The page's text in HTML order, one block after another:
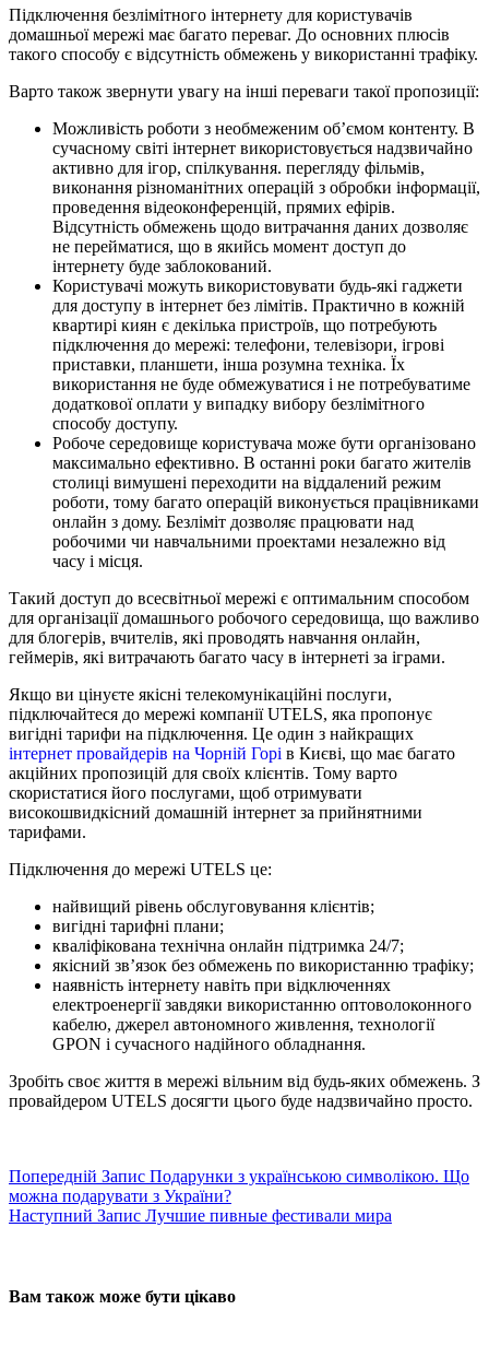
Підключення безлімітного інтернету для користувачів
домашньої мережі має багато переваг. До основних плюсів
такого способу є відсутність обмежень у використанні трафіку.
Варто також звернути увагу на інші переваги такої пропозиції:
Можливість роботи з необмеженим об’ємом контенту. В
сучасному світі інтернет використовується надзвичайно
активно для ігор, спілкування. перегляду фільмів,
виконання різноманітних операцій з обробки інформації,
проведення відеоконференцій, прямих ефірів.
Відсутність обмежень щодо витрачання даних дозволяє
не перейматися, що в якийсь момент доступ до
інтернету буде заблокований.
Користувачі можуть використовувати будь-які гаджети
для доступу в інтернет без лімітів. Практично в кожній
квартирі киян є декілька пристроїв, що потребують
підключення до мережі: телефони, телевізори, ігрові
приставки, планшети, інша розумна техніка. Їх
використання не буде обмежуватися і не потребуватиме
додаткової оплати у випадку вибору безлімітного
способу доступу.
Робоче середовище користувача може бути організовано
максимально ефективно. В останні роки багато жителів
столиці вимушені переходити на віддалений режим
роботи, тому багато операцій виконується працівниками
онлайн з дому. Безліміт дозволяє працювати над
робочими чи навчальними проектами незалежно від
часу і місця.
Такий доступ до всесвітньої мережі є оптимальним способом
для організації домашнього робочого середовища, що важливо
для блогерів, вчителів, які проводять навчання онлайн,
геймерів, які витрачають багато часу в інтернеті за іграми.
Якщо ви цінуєте якісні телекомунікаційні послуги,
підключайтеся до мережі компанії UTELS, яка пропонує
вигідні тарифи на підключення. Це один з найкращих
інтернет провайдерів на Чорній Горі в Києві, що має багато
акційних пропозицій для своїх клієнтів. Тому варто
скористатися його послугами, щоб отримувати
високошвидкісний домашній інтернет за прийнятними
тарифами.
Підключення до мережі UTELS це:
найвищий рівень обслуговування клієнтів;
вигідні тарифні плани;
кваліфікована технічна онлайн підтримка 24/7;
якісний зв’язок без обмежень по використанню трафіку;
наявність інтернету навіть при відключеннях
електроенергії завдяки використанню оптоволоконного
кабелю, джерел автономного живлення, технології
GPON і сучасного надійного обладнання.
Зробіть своє життя в мережі вільним від будь-яких обмежень. З
провайдером UTELS досягти цього буде надзвичайно просто.
Попередній Запис Подарунки з українською символікою. Що
можна подарувати з України?
Наступний Запис Лучшие пивные фестивали мира
Вам також може бути цікаво